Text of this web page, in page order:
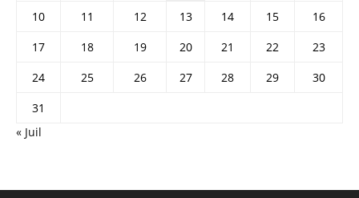
10
11 12 13 14 15
16
17
18 19 20 21 22
23
24
25 26 27 28 29
30
31
« Juil